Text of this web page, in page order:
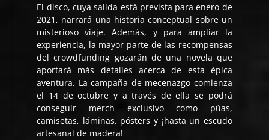
El disco, cuya salida está prevista para enero de
2021, narrará una historia conceptual sobre un
misterioso viaje. Además, y para ampliar la
experiencia, la mayor parte de las recompensas
del crowdfunding gozarán de una novela que
aportará más detalles acerca de esta épica
aventura. La campaña de mecenazgo comienza
el 14 de octubre y a través de ella se podrá
conseguir merch exclusivo como púas,
camisetas, láminas, pósters y ¡hasta un escudo
artesanal de madera!